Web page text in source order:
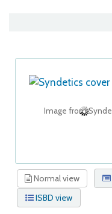
Image from
Normal view
ISBD view